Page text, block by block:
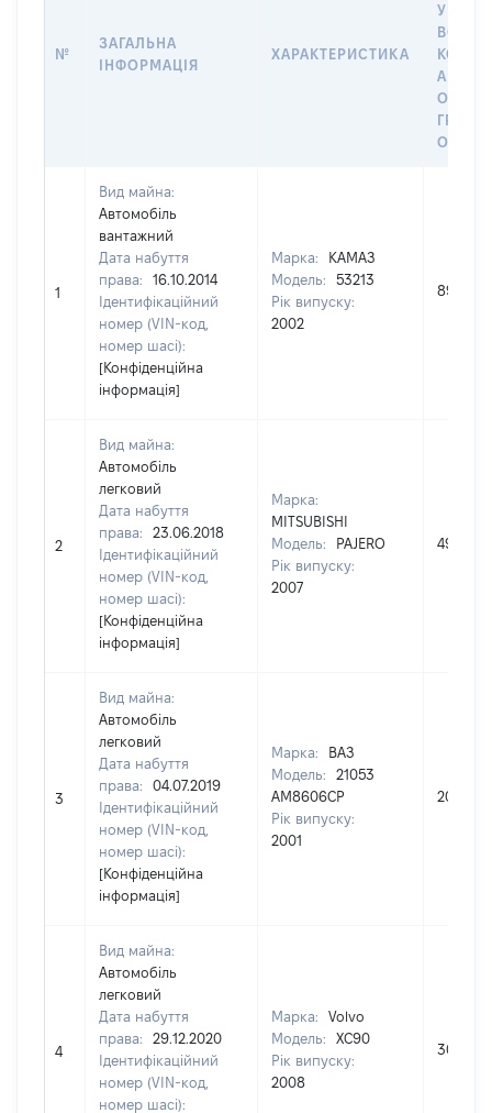
№
ЗАГАЛЬНА
ІНФОРМАЦІЯ
ХАРАКТЕРИСТИКА
У
АБО
1
Вид майна:
Автомобіль
вантажний
Дата набуття
права:
16.10.2014
Ідентифікаційний
номер (VIN-код,
номер шасі):
[Конфіденційна
інформація]
Марка:
КАМАЗ
Модель:
53213
Рік випуску:
2002
89000
2
Вид майна:
Автомобіль
легковий
Дата набуття
права:
23.06.2018
Ідентифікаційний
номер (VIN-код,
номер шасі):
[Конфіденційна
інформація]
Марка:
MITSUBISHI
Модель:
PAJERO
Рік випуску:
2007
49000
3
Вид майна:
Автомобіль
легковий
Дата набуття
права:
04.07.2019
Ідентифікаційний
номер (VIN-код,
номер шасі):
[Конфіденційна
інформація]
Марка:
ВАЗ
Модель:
21053
АМ8606СР
Рік випуску:
2001
20000
4
Вид майна:
Автомобіль
легковий
Дата набуття
права:
29.12.2020
Ідентифікаційний
номер (VIN-код,
номер шасі):
Марка:
Volvo
Модель:
XC90
Рік випуску:
2008
300000